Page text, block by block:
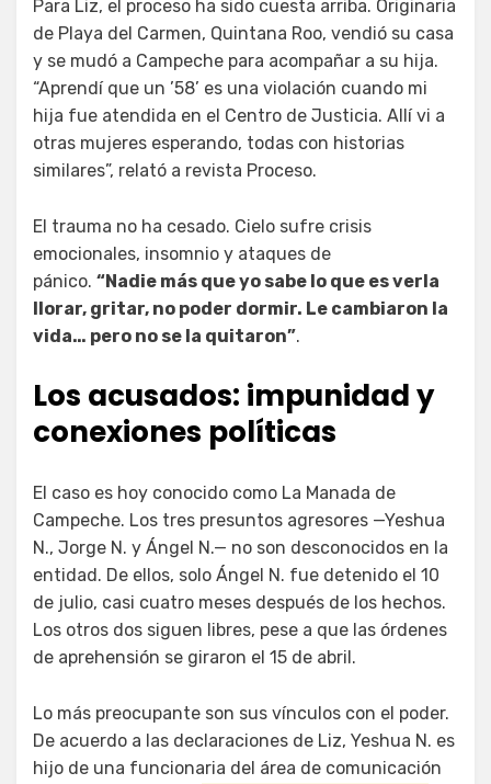
Para Liz, el proceso ha sido cuesta arriba. Originaria
de Playa del Carmen, Quintana Roo, vendió su casa
y se mudó a Campeche para acompañar a su hija.
“Aprendí que un ’58’ es una violación cuando mi
hija fue atendida en el Centro de Justicia. Allí vi a
otras mujeres esperando, todas con historias
similares”, relató a revista Proceso.
El trauma no ha cesado. Cielo sufre crisis
emocionales, insomnio y ataques de
pánico. “Nadie más que yo sabe lo que es verla
llorar, gritar, no poder dormir. Le cambiaron la
vida… pero no se la quitaron”.
Los acusados: impunidad y
conexiones políticas
El caso es hoy conocido como La Manada de
Campeche. Los tres presuntos agresores —Yeshua
N., Jorge N. y Ángel N.— no son desconocidos en la
entidad. De ellos, solo Ángel N. fue detenido el 10
de julio, casi cuatro meses después de los hechos.
Los otros dos siguen libres, pese a que las órdenes
de aprehensión se giraron el 15 de abril.
Lo más preocupante son sus vínculos con el poder.
De acuerdo a las declaraciones de Liz, Yeshua N. es
hijo de una funcionaria del área de comunicación